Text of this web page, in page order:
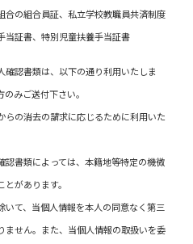
合の組合員証、私立学校教職員共済制度
当証書、特別児童扶養手当証書
認書類は、以下の通り利用いたしま
みご送付下さい。
らの消去の請求に応じるために利用いた
認書類によっては、本籍地等特定の機微
があります。
いて、当個人情報を本人の同意なく第三
ません。また、当個人情報の取扱いを委